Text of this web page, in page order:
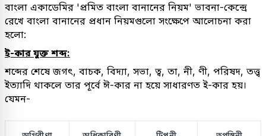
বাংলা একাডেমির 'প্রমিত বাংলা বানানের নিয়ম' ভাবনা-কেন্দ্রে
রেখে বাংলা বানানের প্রধান নিয়মগুলো সংক্ষেপে আলোচনা করা
হলো:
ই-কার যুক্ত শব্দ:
শব্দের শেষে জগৎ, বাচক, বিদ্যা, সভা, ত্ব, তা, নী, ণী, পরিষদ, তত্ত্ব
ইত্যাদি থাকলে তার পূর্বে ঈ-কার না হয়ে সাধারণত ই-কার হয়।
যেমন-